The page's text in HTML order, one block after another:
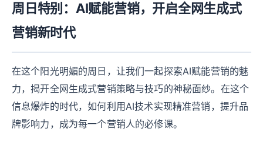
周日特别：AI赋能营销，开启全网生成式
营销新时代
在这个阳光明媚的周日，让我们一起探索AI赋能营销的魅
力，揭开全网生成式营销策略与技巧的神秘面纱。在这个
信息爆炸的时代，如何利用AI技术实现精准营销，提升品
牌影响力，成为每一个营销人的必修课。